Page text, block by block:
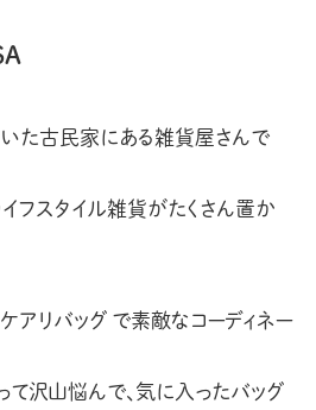
た古民家にある雑貨屋さんで
フスタイル雑貨がたくさん置か
アリバッグ で素敵なコーディネー
沢山悩んで、気に入ったバッグ